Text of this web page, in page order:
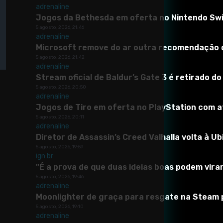
Categorias
🎯 Mod para mim Todos Novos HojeNovos Esta Semana
Mercedes-Benz Classe E W213 (E63)
adrenaline
Jogos da Bethesda em oferta no Nintendo
5 agosto, 2026, 21:46
adrenaline
Microsoft remove do ar outra recomendação
5 agosto, 2026, 21:42
adrenaline
Stream oficial de Baldur’s Gate 3 é retirado
5 agosto, 2026, 20:50
adrenaline
Jogos de Tiro em oferta no PlayStation com
5 agosto, 2026, 20:11
adrenaline
Diretor de Assassin’s Creed Valhalla volta à
5 agosto, 2026, 19:59
ign br
"É a prova de que duas ideias boas podem
5 agosto, 2026, 19:46
adrenaline
Moonlighter de graça para resgate na Steam
5 agosto, 2026, 19:10
adrenaline